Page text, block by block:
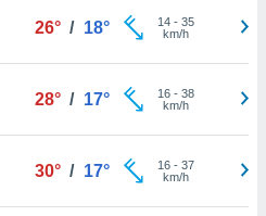
26° / 18° 14- 35
km/h
28° / 17° 16- 38
km/h
30° / 17° 16- 37
km/h